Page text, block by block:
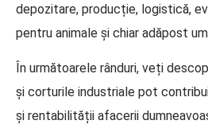
depozitare, producție, logistică,
pentru animale și chiar adăpost
În următoarele rânduri, veți
și corturile industriale pot
și rentabilității afacerii